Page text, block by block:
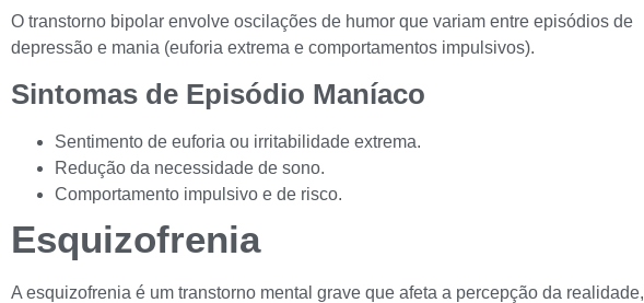
O transtorno bipolar envolve oscilações de humor que variam entre episódios de
depressão e mania (euforia extrema e comportamentos impulsivos).
Sintomas de Episódio Maníaco
Sentimento de euforia ou irritabilidade extrema.
Redução da necessidade de sono.
Comportamento impulsivo e de risco.
Esquizofrenia
A esquizofrenia é um transtorno mental grave que afeta a percepção da realidade,